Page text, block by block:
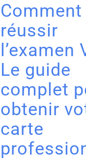
Comment
réussir
l’examen
Le guide
complet
obtenir
carte